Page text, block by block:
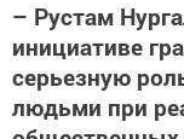
– Рустам
инициативе
серьезную
людьми при